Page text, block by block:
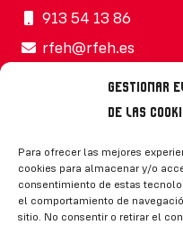
Gestionar
de las
Para ofrecer las mejores
cookies para almacenar y/o
consentimiento de estas
el comportamiento de
sitio. No consentir o retirar el
913 54 13 86
rfeh@rfeh.es